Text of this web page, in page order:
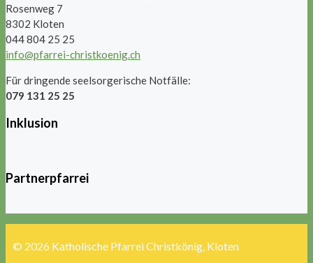
Rosenweg 7
8302 Kloten
044 804 25 25
info@pfarrei-christkoenig.ch
Für dringende seelsorgerische Notfälle:
079 131 25 25
Inklusion
Partnerpfarrei
© 2026 Katholische Pfarrei Christkönig, Kloten